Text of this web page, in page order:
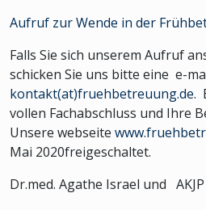
Aufruf zur Wende in der
Falls Sie sich unserem Aufruf
schicken Sie uns bitte eine e-
kontakt(at)fruehbetreuung.de.
vollen Fachabschluss und Ihre
Unsere webseite
Mai 2020freigeschaltet.
Dr.med. Agathe Israel und